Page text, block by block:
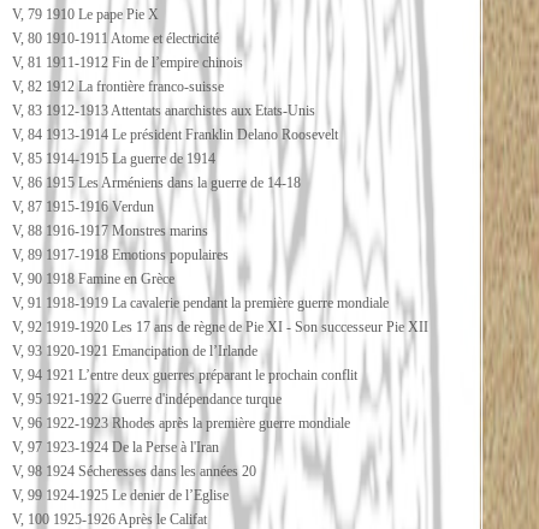
V, 79 1910 Le pape Pie X
V, 80 1910-1911 Atome et électricité
V, 81 1911-1912 Fin de l’empire chinois
V, 82 1912 La frontière franco-suisse
V, 83 1912-1913 Attentats anarchistes aux Etats-Unis
V, 84 1913-1914 Le président Franklin Delano Roosevelt
V, 85 1914-1915 La guerre de 1914
V, 86 1915 Les Arméniens dans la guerre de 14-18
V, 87 1915-1916 Verdun
V, 88 1916-1917 Monstres marins
V, 89 1917-1918 Emotions populaires
V, 90 1918 Famine en Grèce
V, 91 1918-1919 La cavalerie pendant la première guerre mondiale
V, 92 1919-1920 Les 17 ans de règne de Pie XI - Son successeur Pie XII
V, 93 1920-1921 Emancipation de l’Irlande
V, 94 1921 L’entre deux guerres préparant le prochain conflit
V, 95 1921-1922 Guerre d'indépendance turque
V, 96 1922-1923 Rhodes après la première guerre mondiale
V, 97 1923-1924 De la Perse à l'Iran
V, 98 1924 Sécheresses dans les années 20
V, 99 1924-1925 Le denier de l’Eglise
V, 100 1925-1926 Après le Califat